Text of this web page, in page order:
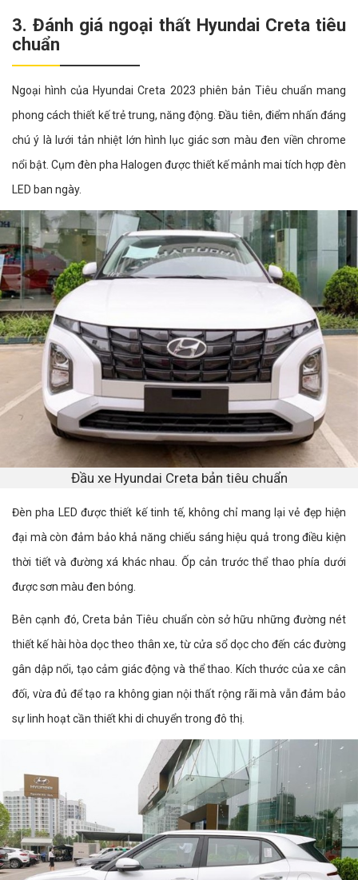
3. Đánh giá ngoại thất Hyundai Creta tiêu
chuẩn
Ngoại hình của Hyundai Creta 2023 phiên bản Tiêu chuẩn mang
phong cách thiết kế trẻ trung, năng động. Đầu tiên, điểm nhấn đáng
chú ý là lưới tản nhiệt lớn hình lục giác sơn màu đen viền chrome
nổi bật. Cụm đèn pha Halogen được thiết kế mảnh mai tích hợp đèn
LED ban ngày.
Đầu xe Hyundai Creta bản tiêu chuẩn
Đèn pha LED được thiết kế tinh tế, không chỉ mang lại vẻ đẹp hiện
đại mà còn đảm bảo khả năng chiếu sáng hiệu quả trong điều kiện
thời tiết và đường xá khác nhau. Ốp cản trước thể thao phía dưới
được sơn màu đen bóng.
Bên cạnh đó, Creta bản Tiêu chuẩn còn sở hữu những đường nét
thiết kế hài hòa dọc theo thân xe, từ cửa sổ dọc cho đến các đường
gân dập nổi, tạo cảm giác động và thể thao. Kích thước của xe cân
đối, vừa đủ để tạo ra không gian nội thất rộng rãi mà vẫn đảm bảo
sự linh hoạt cần thiết khi di chuyển trong đô thị.